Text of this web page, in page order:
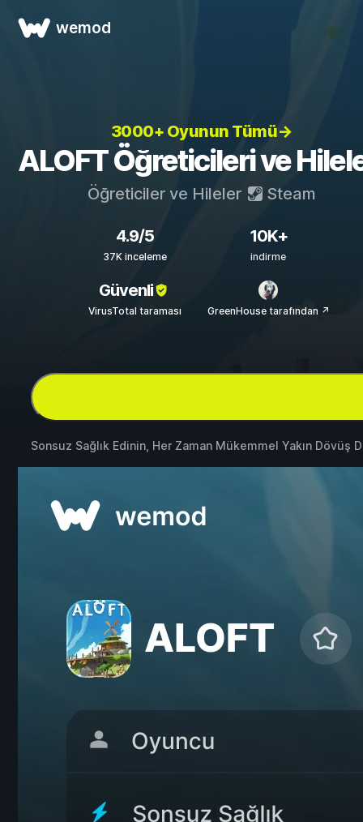
wemod
3000+ Oyunun Tümü→
ALOFT Öğreticileri ve
Öğreticiler ve Hileler Steam
4.9/5
37K inceleme
10K+
indirme
Güvenli
VirusTotal taraması GreenHouse tarafından ↗
Sonsuz Sağlık Edinin, Her Zaman Mükemmel Yakın Dövüş